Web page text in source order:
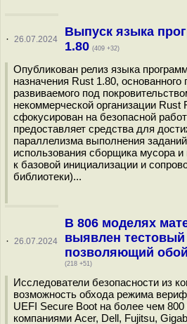
· 26.07.2024
Выпуск языка
1.80 (409 +32)
Опубликован релиз языка
назначения Rust 1.80,
развиваемого под
некоммерческой организации Rust
сфокусирован на безопасной
предоставляет средства для
параллелизма выполнения
использования сборщика мусора
к базовой инициализации и
библиотеки)...
· 26.07.2024
В 806 моделях
выявлен тестовый
позволяющий
(218 +51)
Исследователи безопасности из
возможность обхода режима
UEFI Secure Boot на более чем
компаниями Acer, Dell, Fujitsu,